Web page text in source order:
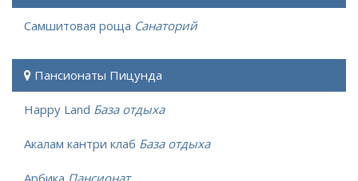
Самшитовая роща Санаторий
Пансионаты Пицунда
Happy Land База отдыха
Акалам кантри клаб База отдыха
Арбика Пансионат